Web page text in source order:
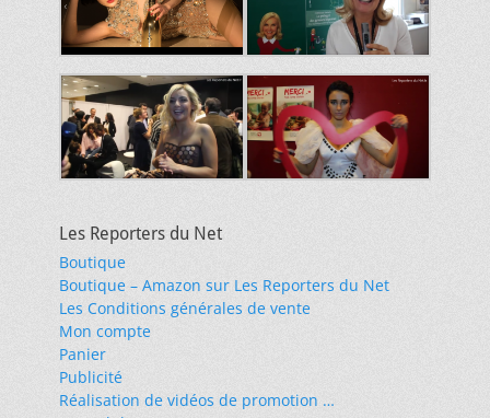
Les Reporters du Net
Boutique
Boutique – Amazon sur Les Reporters du Net
Les Conditions générales de vente
Mon compte
Panier
Publicité
Réalisation de vidéos de promotion …